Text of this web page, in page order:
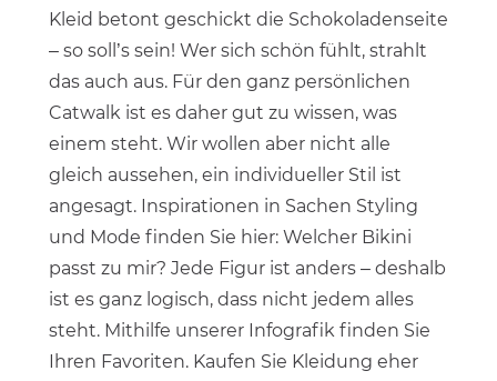
Kleid betont geschickt die Schokoladenseite
– so soll’s sein! Wer sich schön fühlt, strahlt
das auch aus. Für den ganz persönlichen
Catwalk ist es daher gut zu wissen, was
einem steht. Wir wollen aber nicht alle
gleich aussehen, ein individueller Stil ist
angesagt. Inspirationen in Sachen Styling
und Mode finden Sie hier: Welcher Bikini
passt zu mir? Jede Figur ist anders – deshalb
ist es ganz logisch, dass nicht jedem alles
steht. Mithilfe unserer Infografik finden Sie
Ihren Favoriten. Kaufen Sie Kleidung eher